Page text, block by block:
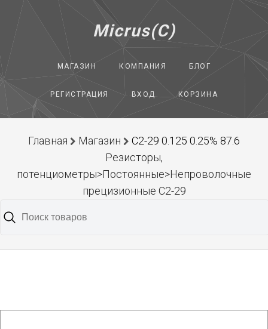
Micrus(C)
МАГАЗИН КОМПАНИЯ БЛОГ
РЕГИСТРАЦИЯ ВХОД КОРЗИНА
Главная Магазин
С2-29 0.125 0.25% 87.6
Резисторы,
потенциометры>Постоянные>Непроволочные
прецизионные С2-29